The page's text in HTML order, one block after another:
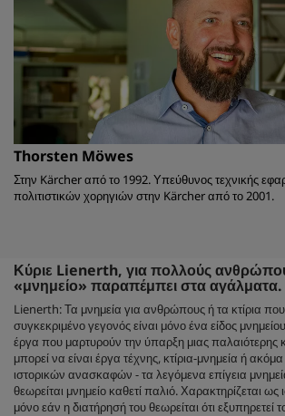
Thorsten Möwes
Στην Kärcher από το 1992. Υπεύθυνος τεχνικής
πολιτιστικών χορηγιών στην Kärcher από το 2001.
Κύριε Lienerth, για πολλούς
«μνημείο» παραπέμπει στα αγάλματα.
Lienerth: Τα μνημεία για ανθρώπους ή τα κτίρια που
συγκεκριμένο γεγονός είναι μόνο ένα είδος
έργα που μαρτυρούν την ύπαρξη μιας παλαιότερης
μπορεί να είναι έργα τέχνης, κτίρια-μνημεία ή
ιστορικών ανασκαφών - τα λεγόμενα επίγεια
θεωρείται μνημείο καθετί παλιό. Χαρακτηρίζεται ως
μόνο εάν η διατήρησή του θεωρείται ότι εξυπηρετεί